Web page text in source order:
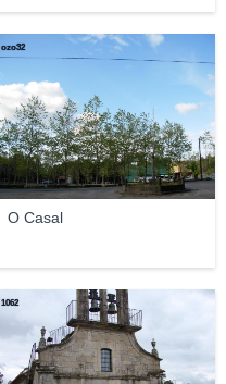
O Casal
ozo32
1062